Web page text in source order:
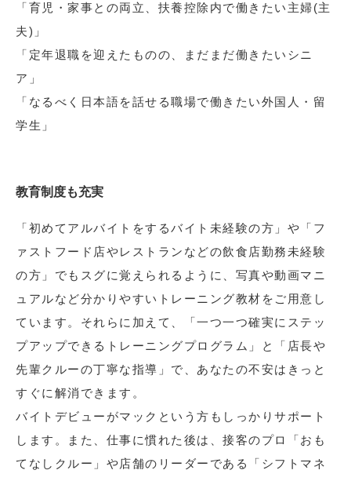
「育児・家事との両立、扶養控除内で働きたい主婦(主
夫)」
「定年退職を迎えたものの、まだまだ働きたいシニ
ア」
「なるべく日本語を話せる職場で働きたい外国人・留
学生」
教育制度も充実
「初めてアルバイトをするバイト未経験の方」や「フ
ァストフード店やレストランなどの飲食店勤務未経験
の方」でもスグに覚えられるように、写真や動画マニ
ュアルなど分かりやすいトレーニング教材をご用意し
ています。それらに加えて、「一つ一つ確実にステッ
プアップできるトレーニングプログラム」と「店長や
先輩クルーの丁寧な指導」で、あなたの不安はきっと
すぐに解消できます。
バイトデビューがマックという方もしっかりサポート
します。また、仕事に慣れた後は、接客のプロ「おも
てなしクルー」や店舗のリーダーである「シフトマネ